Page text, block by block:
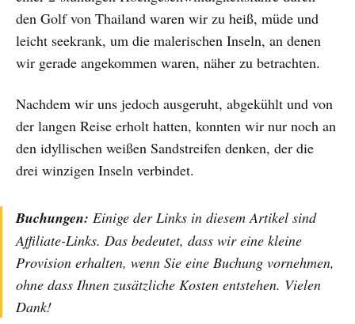
den Golf von Thailand waren wir zu heiß, müde und
leicht seekrank, um die malerischen Inseln, an denen
wir gerade angekommen waren, näher zu betrachten.
Nachdem wir uns jedoch ausgeruht, abgekühlt und von
der langen Reise erholt hatten, konnten wir nur noch an
den idyllischen weißen Sandstreifen denken, der die
drei winzigen Inseln verbindet.
Buchungen: Einige der Links in diesem Artikel sind
Affiliate-Links. Das bedeutet, dass wir eine kleine
Provision erhalten, wenn Sie eine Buchung vornehmen,
ohne dass Ihnen zusätzliche Kosten entstehen. Vielen
Dank!